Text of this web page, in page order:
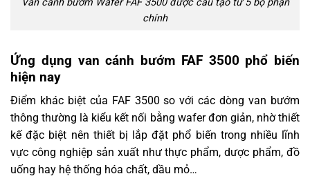
Van cánh bướm Wafer FAF 3500 được cấu tạo từ 5 bộ phận
chính
Ứng dụng van cánh bướm FAF 3500 phổ biến
hiện nay
Điểm khác biệt của FAF 3500 so với các dòng van bướm
thông thường là kiểu kết nối bằng wafer đơn giản, nhờ thiết
kế đặc biệt nên thiết bị lắp đặt phổ biến trong nhiều lĩnh
vực công nghiệp sản xuất như thực phẩm, dược phẩm, đồ
uống hay hệ thống hóa chất, dầu mỏ…